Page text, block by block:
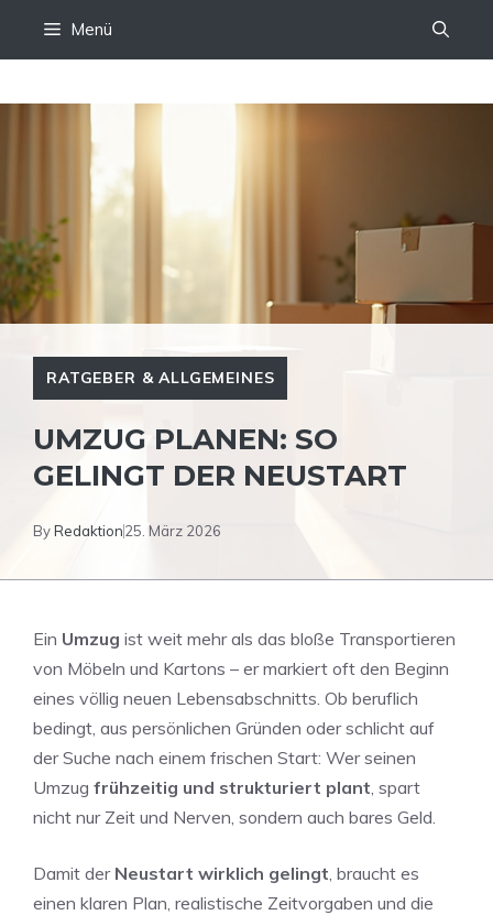
Menü
RATGEBER & ALLGEMEINES
UMZUG PLANEN: SO
GELINGT DER NEUSTART
ByRedaktion25. März 2026
Ein Umzug ist weit mehr als das bloße Transportieren
von Möbeln und Kartons – er markiert oft den Beginn
eines völlig neuen Lebensabschnitts. Ob beruflich
bedingt, aus persönlichen Gründen oder schlicht auf
der Suche nach einem frischen Start: Wer seinen
Umzug frühzeitig und strukturiert plant, spart
nicht nur Zeit und Nerven, sondern auch bares Geld.
Damit der Neustart wirklich gelingt, braucht es
einen klaren Plan, realistische Zeitvorgaben und die